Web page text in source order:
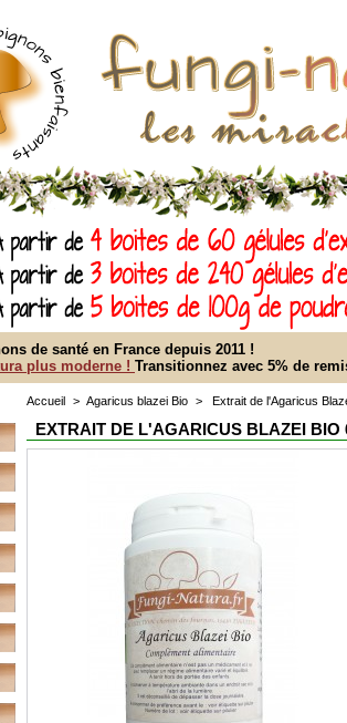
de santé en France depuis 2011 !
plus moderne ! Transitionnez avec 5% de
Accueil > Agaricus blazei Bio > Extrait de l'Agaricus
EXTRAIT DE L'AGARICUS BLAZEI BIO